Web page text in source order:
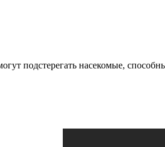
подстерегать насекомые,